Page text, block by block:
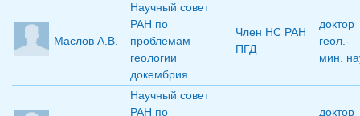
Маслов А.В.
Научный совет
РАН по
проблемам
геологии
докембрия
Член НС РАН
ПГД
доктор
геол.-
мин.
Научный совет
РАН по
доктор